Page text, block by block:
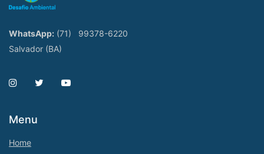
WhatsApp: (71)
99378-6220
Salvador (BA)
Menu
Home